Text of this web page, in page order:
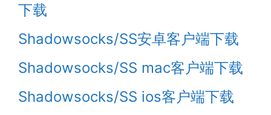
下载
Shadowsocks/SS安卓客户端下载
Shadowsocks/SS mac客户端下载
Shadowsocks/SS ios客户端下载